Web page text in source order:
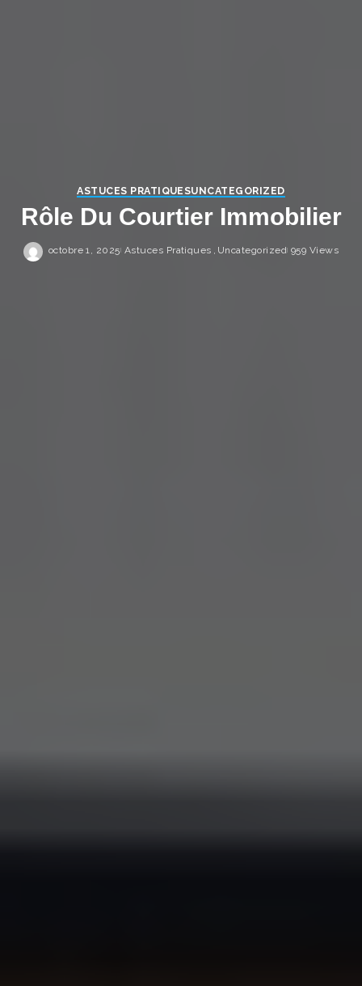
ASTUCES PRATIQUESUNCATEGORIZED
Rôle Du Courtier Immobilier
octobre 1, 2025 Astuces Pratiques Uncategorized 959 Views